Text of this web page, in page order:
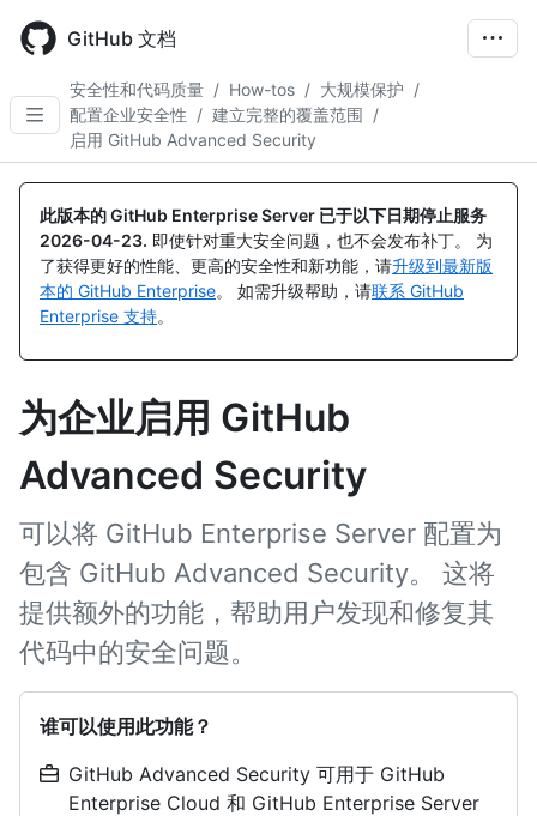
main
GitHub 文档
安全性和代码质量 / How-tos / 大规模保护 /
配置企业安全性 / 建立完整的覆盖范围 /
启用 GitHub Advanced Security
此版本的 GitHub Enterprise Server 已于以下日期停止服务
2026-04-23. 即使针对重大安全问题，也不会发布补丁。 为
了获得更好的性能、更高的安全性和新功能，请升级到最新版
本的 GitHub Enterprise。 如需升级帮助，请联系 GitHub
Enterprise 支持。
为企业启用 GitHub
Advanced Security
可以将 GitHub Enterprise Server 配置为
包含 GitHub Advanced Security。 这将
提供额外的功能，帮助用户发现和修复其
代码中的安全问题。
谁可以使用此功能？
GitHub Advanced Security 可用于 GitHub
Enterprise Cloud 和 GitHub Enterprise Server